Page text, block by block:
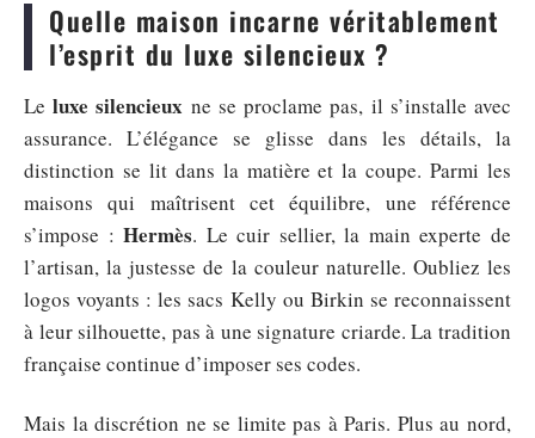
Quelle maison incarne véritablement
l’esprit du luxe silencieux ?
Leluxe silencieux ne se proclame pas, il s’installe avec
assurance. L’élégance se glisse dans les détails, la
distinction se lit dans la matière et la coupe. Parmi les
maisons qui maîtrisent cet équilibre, une référence
s’impose :Hermès. Le cuir sellier, la main experte de
l’artisan, la justesse de la couleur naturelle. Oubliez les
logos voyants : les sacs Kelly ou Birkin se reconnaissent
à leur silhouette, pas à une signature criarde. La tradition
française continue d’imposer ses codes.
Mais la discrétion ne se limite pas à Paris. Plus au nord,